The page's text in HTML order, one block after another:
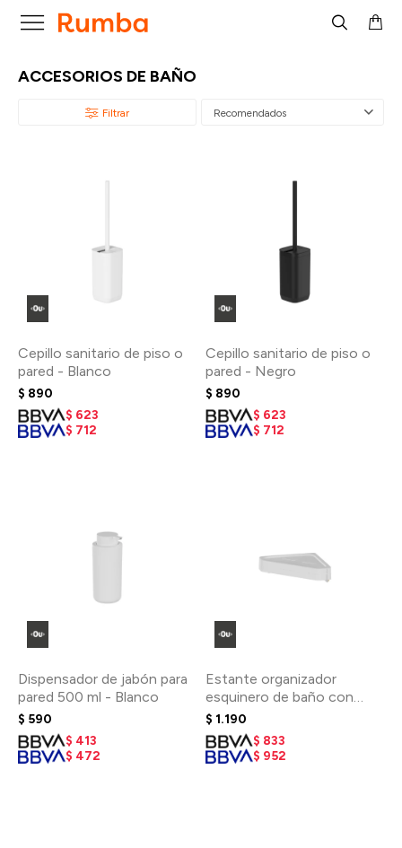

ACCESORIOS DE BAÑO
Recomendados
Cepillo sanitario de piso o
pared - Blanco
$ 890
$ 623
$ 712
Cepillo sanitario de piso o
pared - Negro
$ 890
$ 623
$ 712
Dispensador de jabón para
pared 500 ml - Blanco
$ 590
$ 413
$ 472
Estante organizador
esquinero de baño con
adhesivo - Blanco
$ 1.190
$ 833
$ 952